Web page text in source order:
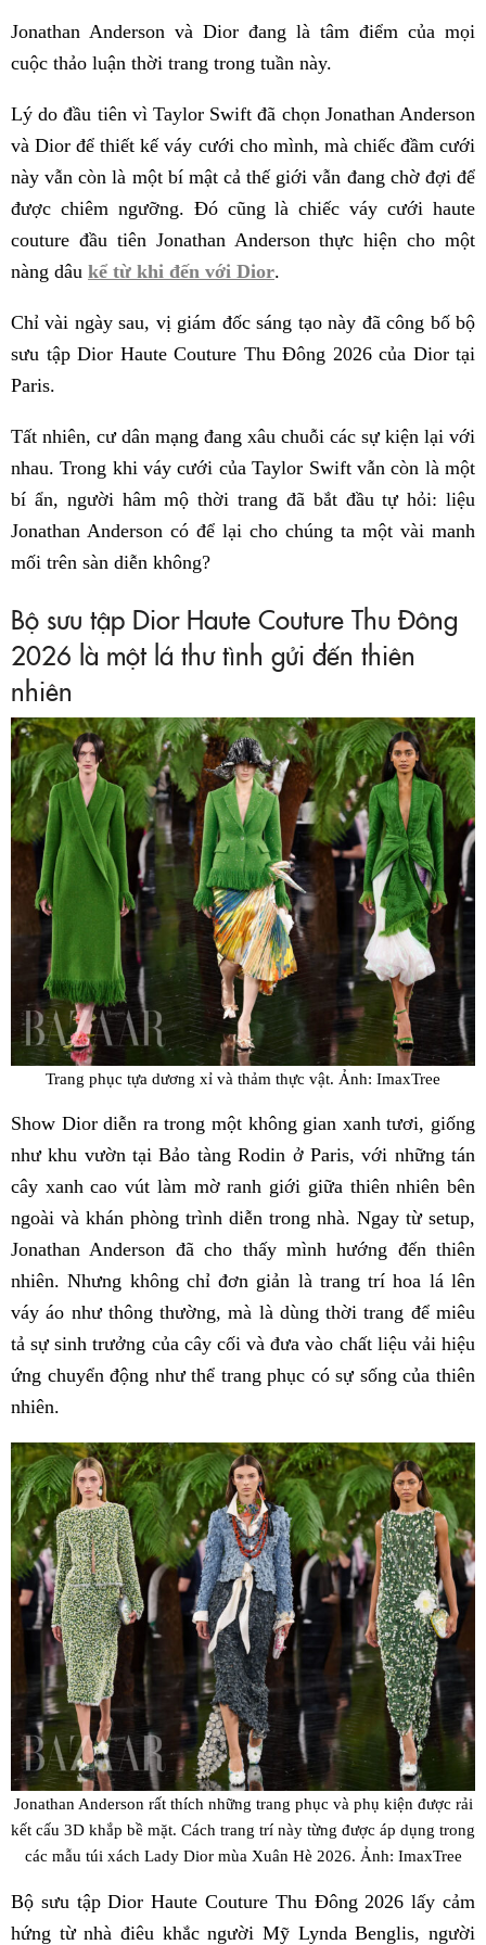
Jonathan Anderson và Dior đang là tâm điểm của mọi
cuộc thảo luận thời trang trong tuần này.
Lý do đầu tiên vì Taylor Swift đã chọn Jonathan Anderson
và Dior để thiết kế váy cưới cho mình, mà chiếc đầm cưới
này vẫn còn là một bí mật cả thế giới vẫn đang chờ đợi để
được chiêm ngưỡng. Đó cũng là chiếc váy cưới haute
couture đầu tiên Jonathan Anderson thực hiện cho một
nàng dâu kể từ khi đến với Dior.
Chỉ vài ngày sau, vị giám đốc sáng tạo này đã công bố bộ
sưu tập Dior Haute Couture Thu Đông 2026 của Dior tại
Paris.
Tất nhiên, cư dân mạng đang xâu chuỗi các sự kiện lại với
nhau. Trong khi váy cưới của Taylor Swift vẫn còn là một
bí ẩn, người hâm mộ thời trang đã bắt đầu tự hỏi: liệu
Jonathan Anderson có để lại cho chúng ta một vài manh
mối trên sàn diễn không?
Bộ sưu tập Dior Haute Couture Thu Đông
2026 là một lá thư tình gửi đến thiên
nhiên
Trang phục tựa dương xỉ và thảm thực vật. Ảnh: ImaxTree
Show Dior diễn ra trong một không gian xanh tươi, giống
như khu vườn tại Bảo tàng Rodin ở Paris, với những tán
cây xanh cao vút làm mờ ranh giới giữa thiên nhiên bên
ngoài và khán phòng trình diễn trong nhà. Ngay từ setup,
Jonathan Anderson đã cho thấy mình hướng đến thiên
nhiên. Nhưng không chỉ đơn giản là trang trí hoa lá lên
váy áo như thông thường, mà là dùng thời trang để miêu
tả sự sinh trưởng của cây cối và đưa vào chất liệu vải hiệu
ứng chuyển động như thể trang phục có sự sống của thiên
nhiên.
Jonathan Anderson rất thích những trang phục và phụ kiện được rải
kết cấu 3D khắp bề mặt. Cách trang trí này từng được áp dụng trong
các mẫu túi xách Lady Dior mùa Xuân Hè 2026. Ảnh: ImaxTree
Bộ sưu tập Dior Haute Couture Thu Đông 2026 lấy cảm
hứng từ nhà điêu khắc người Mỹ Lynda Benglis, người